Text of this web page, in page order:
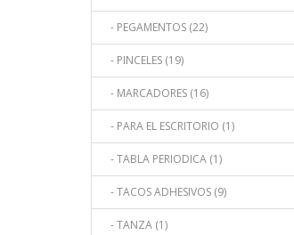
- PEGAMENTOS (22)
- PINCELES (19)
- MARCADORES (16)
- PARA EL ESCRITORIO (1)
- TABLA PERIODICA (1)
- TACOS ADHESIVOS (9)
- TANZA (1)